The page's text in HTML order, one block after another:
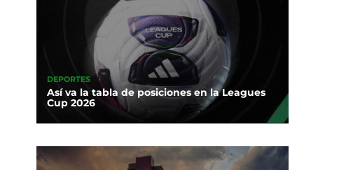
DEPORTES
Así va la tabla de posiciones en la Leagues
Cup 2026